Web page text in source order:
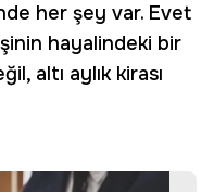
her şey var. Evet
hayalindeki bir
altı aylık kirası